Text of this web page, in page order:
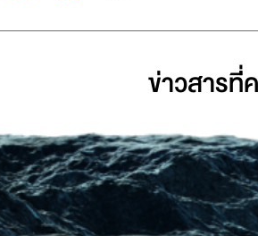
ข่าวสารที่่